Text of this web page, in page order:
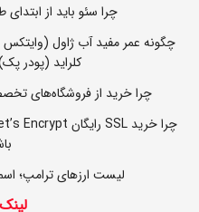
چرا سئو باید از
چگونه عمر مفید آب ژاول (وایتکس
کلراید (پودر
چرا خرید از فروشگاه‌های
لیست ارزهای ترامپ؛